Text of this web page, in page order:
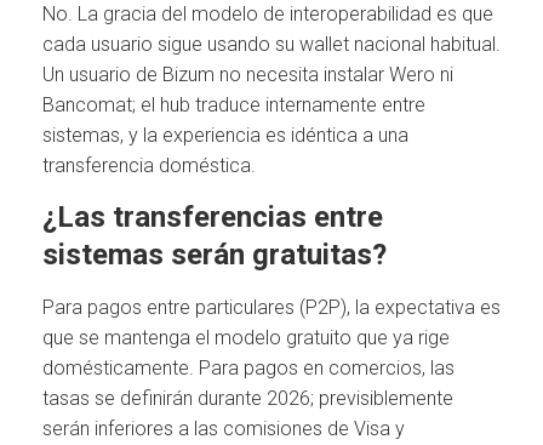
No. La gracia del modelo de interoperabilidad es que
cada usuario sigue usando su wallet nacional habitual.
Un usuario de Bizum no necesita instalar Wero ni
Bancomat; el hub traduce internamente entre
sistemas, y la experiencia es idéntica a una
transferencia doméstica.
¿Las transferencias entre
sistemas serán gratuitas?
Para pagos entre particulares (P2P), la expectativa es
que se mantenga el modelo gratuito que ya rige
domésticamente. Para pagos en comercios, las
tasas se definirán durante 2026; previsiblemente
serán inferiores a las comisiones de Visa y